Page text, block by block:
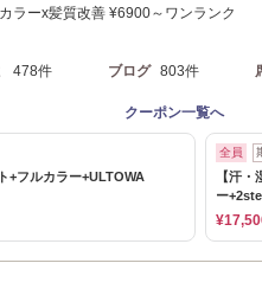
ラーx髪質改善 ¥6900～ワンランク
478件 ブログ 803件
クーポン一覧へ
+フルカラー+ULTOWA
全員
【汗
ー